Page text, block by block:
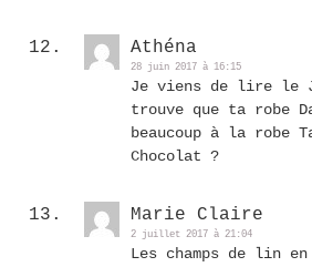
Athéna
28 juin 2017 à 16:15
Je viens de lire le
trouve que ta robe
beaucoup à la robe
Chocolat ?
Marie Claire
2 juillet 2017 à 21:04
Les champs de lin en